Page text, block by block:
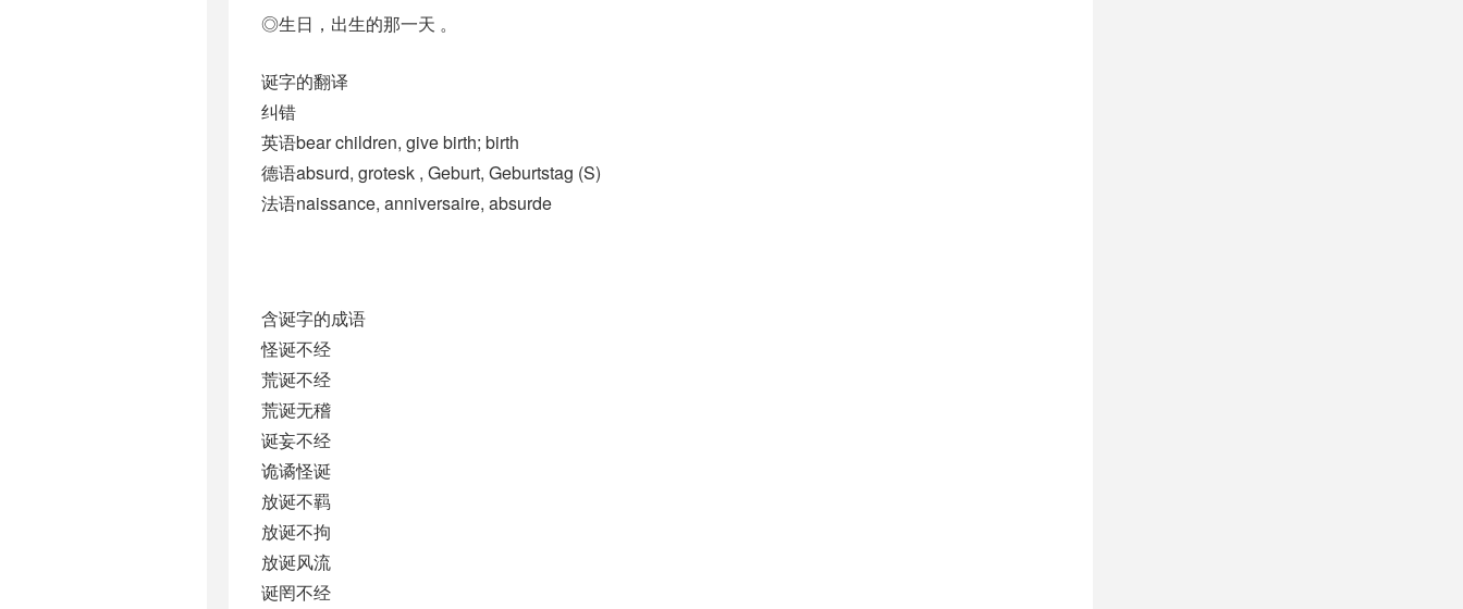
◎生日，出生的那一天 。
诞字的翻译
纠错
英语bear children, give birth; birth
德语absurd, grotesk , Geburt, Geburtstag (S)
法语naissance, anniversaire, absurde
含诞字的成语
怪诞不经
荒诞不经
荒诞无稽
诞妄不经
诡谲怪诞
放诞不羁
放诞不拘
放诞风流
诞罔不经